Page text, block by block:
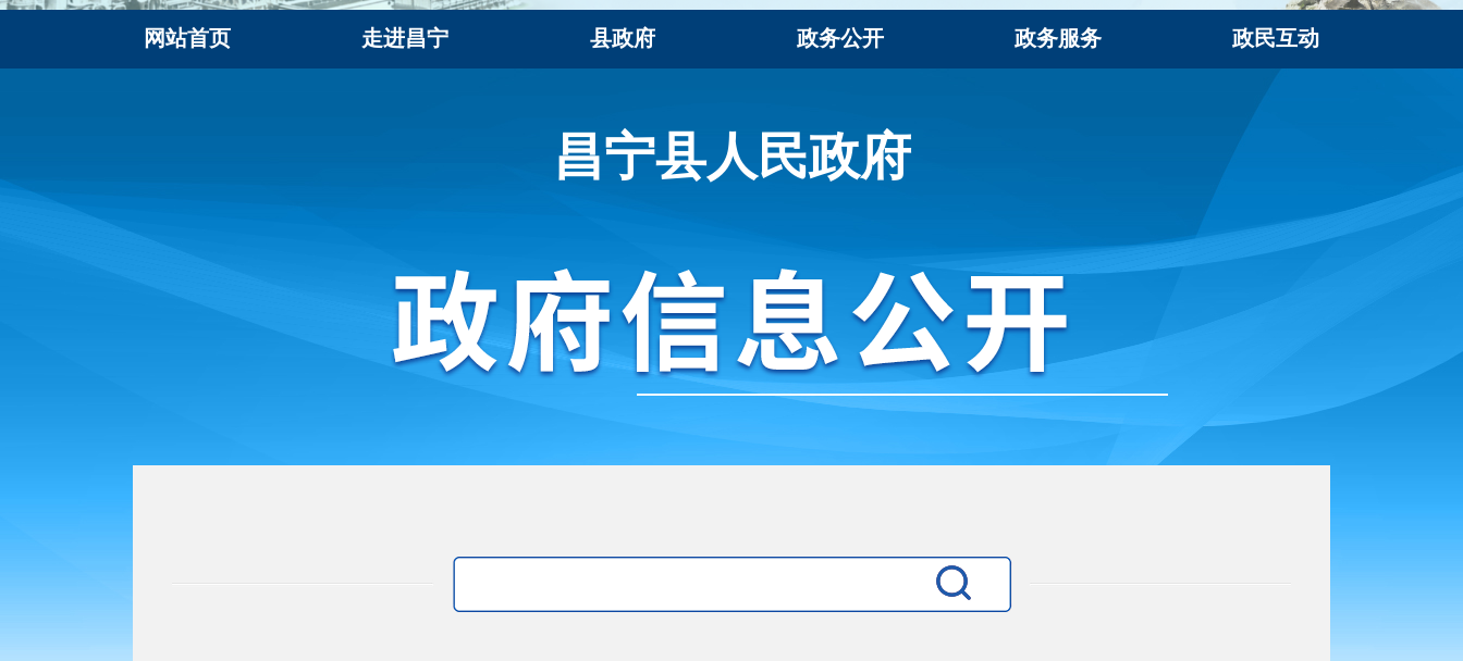
网站首页 走进昌宁 县政府 政务公开 政务服务 政民互动
昌宁县人民政府